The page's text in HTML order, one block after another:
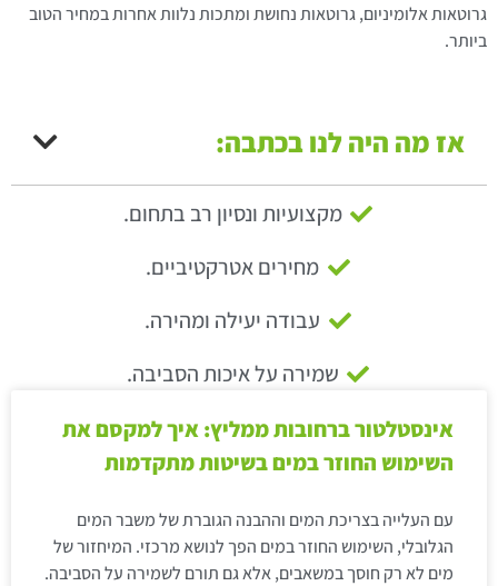
גרוטאות אלומיניום, גרוטאות נחושת ומתכות נלוות אחרות במחיר הטוב
ביותר.
אז מה היה לנו בכתבה:
מקצועיות ונסיון רב בתחום.
מחירים אטרקטיביים.
עבודה יעילה ומהירה.
שמירה על איכות הסביבה.
אינסטלטור ברחובות ממליץ: איך למקסם את
השימוש החוזר במים בשיטות מתקדמות
עם העלייה בצריכת המים וההבנה הגוברת של משבר המים
הגלובלי, השימוש החוזר במים הפך לנושא מרכזי. המיחזור של
מים לא רק חוסך במשאבים, אלא גם תורם לשמירה על הסביבה.